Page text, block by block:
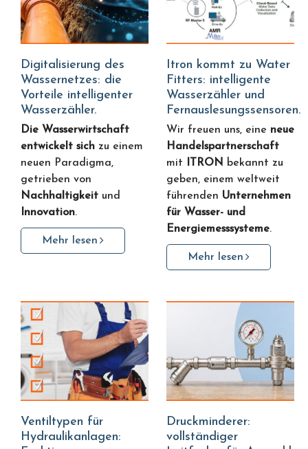
Digitalisierung des
Wassernetzes: die
Vorteile intelligenter
Wasserzähler.
Die Wasserwirtschaft
entwickelt sich zu einem
neuen Paradigma,
getrieben von
Nachhaltigkeit und
Innovation.
Mehr lesen
Itron kommt zu Water
Fitters: intelligente
Wasserzähler und
Fernauslesungssensoren.
Wir freuen uns, eine neue
Handelspartnerschaft
mit ITRON bekannt zu
geben, einem weltweit
führenden Unternehmen
für Wasser- und
Energiemesssysteme.
Mehr lesen
Ventiltypen für
Hydraulikanlagen:
Druckminderer:
vollständiger